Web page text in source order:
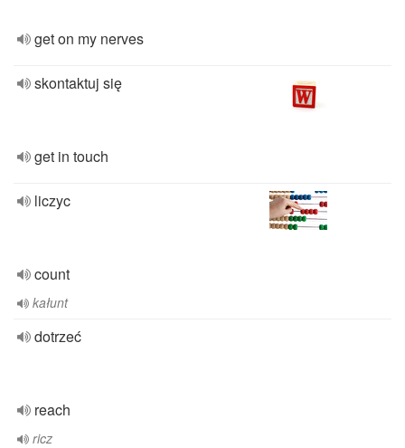
get on my nerves
skontaktuj się
get in touch
liczyc
count
kałunt
dotrzeć
reach
ricz